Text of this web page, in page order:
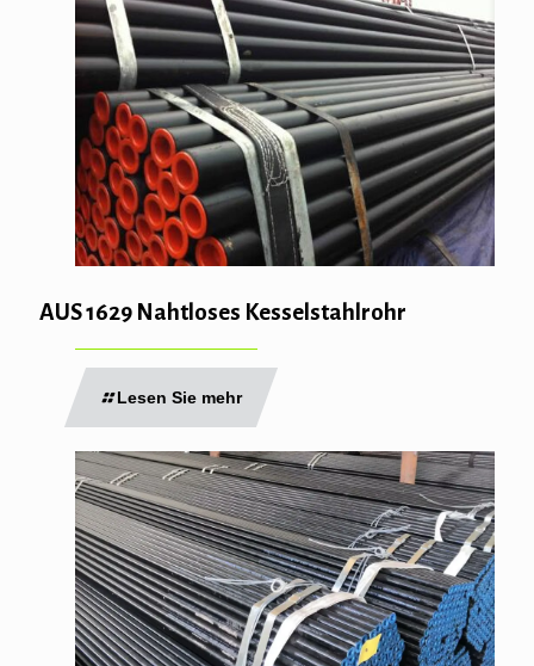
AUS 1629 Nahtloses Kesselstahlrohr
Lesen Sie mehr